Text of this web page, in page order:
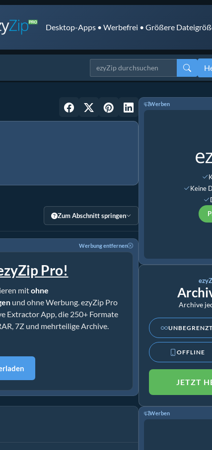
Desktop-Apps • Werbefrei • Größere
Zum Abschnitt springen
Werbung entfernen
Pro!
mitohne
und ohne Werbung. ezyZip Pro
Extractor App, die 250+ Formate
7Z und mehrteilige Archive.
Werben
Keine
Archive
UNBEGRENZT
OFFLINE
JETZT
Werben